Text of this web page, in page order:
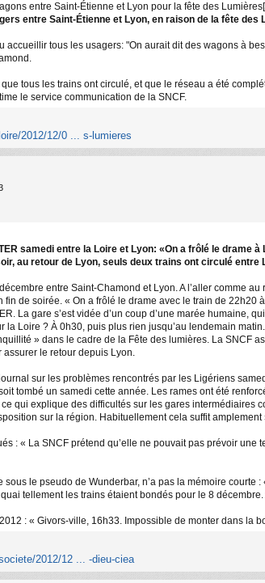
entre Saint-Étienne et Lyon pour la fête des
entre Saint-Étienne et Lyon, en raison de la fête
accueillir tous les usagers: "On aurait dit des wagons à
tous les trains ont circulé, et que le réseau a été
le service communication de la SNCF.
2012/12/0 ... s-lumieres
samedi entre la Loire et Lyon: «On a frôlé le drame à
au retour de Lyon, seuls deux trains ont circulé entre
entre Saint-Chamond et Lyon. A l’aller comme
de soirée. « On a frôlé le drame avec le train de 22h20
La gare s’est vidée d’un coup d’une marée humaine,
la Loire ? À 0h30, puis plus rien jusqu’au lendemain
» dans le cadre de la Fête des lumières. La SNCF
le retour depuis Lyon.
sur les problèmes rencontrés par les Ligériens
tombé un samedi cette année. Les rames ont été
qui explique des difficultés sur les gares intermédiaires
sur la région. Habituellement cela suffit amplement
: « La SNCF prétend qu’elle ne pouvait pas prévoir
le pseudo de Wunderbar, n’a pas la mémoire
tellement les trains étaient bondés pour le 8
: « Givors-ville, 16h33. Impossible de monter dans la
2012/12 ... -dieu-ciea